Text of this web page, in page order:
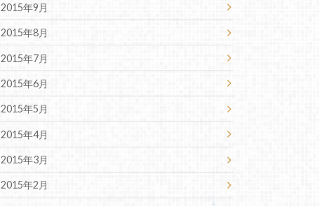
2015年9月
2015年8月
2015年7月
2015年6月
2015年5月
2015年4月
2015年3月
2015年2月